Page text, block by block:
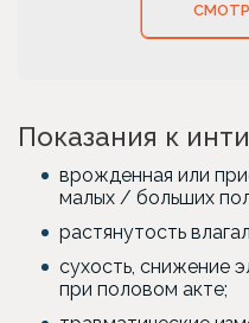
Показания к
врожденная или
малых / больших
растянутость
сухость, снижение
при половом акте;